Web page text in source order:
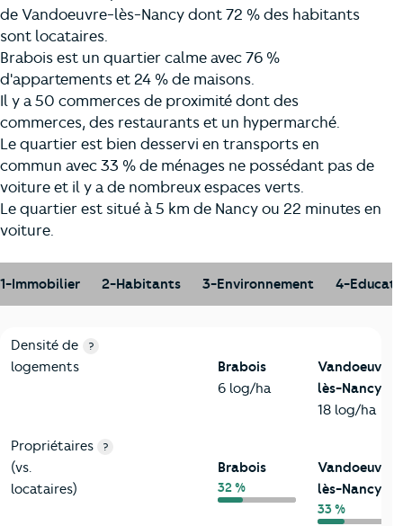
de Vandoeuvre-lès-Nancy dont 72 % des habitants
sont locataires.
Brabois est un quartier calme avec 76 %
d'appartements et 24 % de maisons.
Il y a 50 commerces de proximité dont des
commerces, des restaurants et un hypermarché.
Le quartier est bien desservi en transports en
commun avec 33 % de ménages ne possédant pas de
voiture et il y a de nombreux espaces verts.
Le quartier est situé à 5 km de Nancy ou 22 minutes en
voiture.
1-Immobilier 2-Habitants 3-Environnement 4-
1-Immobilier
Critères Brabois
Densité de
logements
?
Brabois
6 log/ha
Vandoeuvre-
lès-Nancy
18 log/ha
Propriétaires
(vs.
locataires)
?
Brabois
32 %
Vandoeuvre-
lès-Nancy
33 %